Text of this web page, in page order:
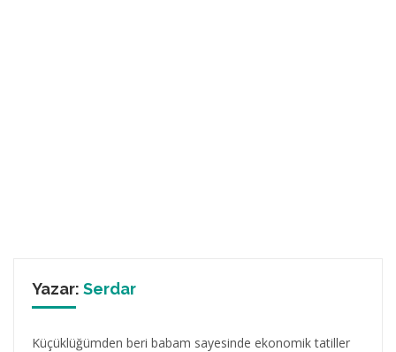
Yazar: Serdar
Küçüklüğümden beri babam sayesinde ekonomik tatiller